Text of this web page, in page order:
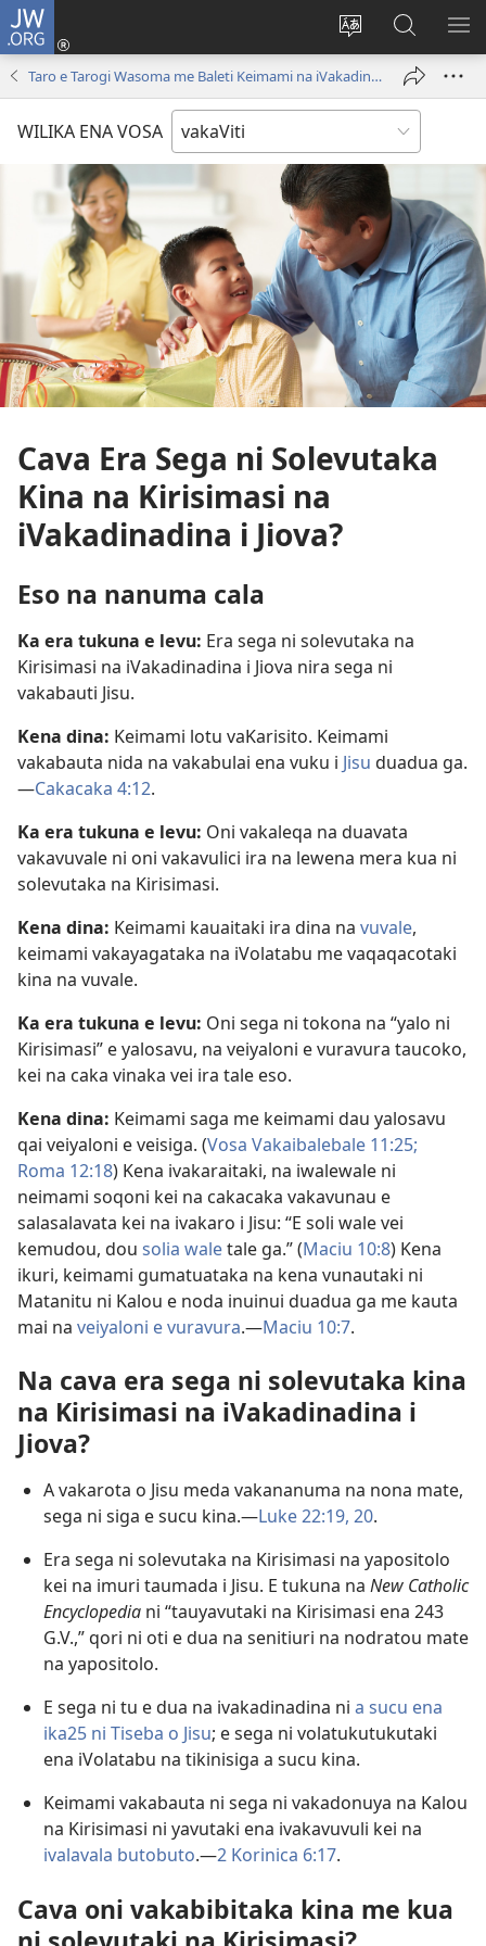
JW.ORG
Veisautaka
na
Dolava
(opens
new
Vaqara
ena
JW.ORG
Taro e Tarogi Wasoma me Baleti Keimami na iVakadinadina i Jiova
WILIKA ENA VOSA
Cava Era Sega ni Solevutaka
Kina na Kirisimasi na
iVakadinadina i Jiova?
Eso na nanuma cala
Ka era tukuna e levu: Era sega ni solevutaka na
Kirisimasi na iVakadinadina i Jiova nira sega ni
vakabauti Jisu.
Kena dina: Keimami lotu vaKarisito. Keimami
vakabauta nida na vakabulai ena vuku i Jisu duadua ga.
—Cakacaka 4:12.
Ka era tukuna e levu: Oni vakaleqa na duavata
vakavuvale ni oni vakavulici ira na lewena mera kua ni
solevutaka na Kirisimasi.
Kena dina: Keimami kauaitaki ira dina na vuvale,
keimami vakayagataka na iVolatabu me vaqaqacotaki
kina na vuvale.
Ka era tukuna e levu: Oni sega ni tokona na “yalo ni
Kirisimasi” e yalosavu, na veiyaloni e vuravura taucoko,
kei na caka vinaka vei ira tale eso.
Kena dina: Keimami saga me keimami dau yalosavu
qai veiyaloni e veisiga. (Vosa Vakaibalebale 11:25;
Roma 12:18) Kena ivakaraitaki, na iwalewale ni
neimami soqoni kei na cakacaka vakavunau e
salasalavata kei na ivakaro i Jisu: “E soli wale vei
kemudou, dou solia waletale ga.” (Maciu 10:8) Kena
ikuri, keimami gumatuataka na kena vunautaki ni
Matanitu ni Kalou e noda inuinui duadua ga me kauta
mai na veiyaloni e vuravura.—Maciu 10:7.
Na cava era sega ni solevutaka kina
na Kirisimasi na iVakadinadina i
Jiova?
A vakarota o Jisu meda vakananuma na nona mate,
sega ni siga e sucu kina.—Luke 22:19, 20.
Era sega ni solevutaka na Kirisimasi na yapositolo
kei na imuri taumada i Jisu. E tukuna na New Catholic
Encyclopedia ni “tauyavutaki na Kirisimasi ena 243
G.V.,” qori ni oti e dua na senitiuri na nodratou mate
na yapositolo.
E sega ni tu e dua na ivakadinadina ni a sucu ena
ika25 ni Tiseba o Jisu; e sega ni volatukutukutaki
ena iVolatabu na tikinisiga a sucu kina.
Keimami vakabauta ni sega ni vakadonuya na Kalou
na Kirisimasi ni yavutaki ena ivakavuvuli kei na
ivalavala butobuto.—2 Korinica 6:17.
Cava oni vakabibitaka kina me kua